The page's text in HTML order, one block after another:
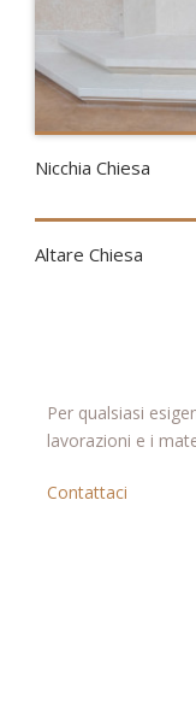
Nicchia Chiesa
Altare Chiesa
Per qualsiasi
lavorazioni e i
Contattaci